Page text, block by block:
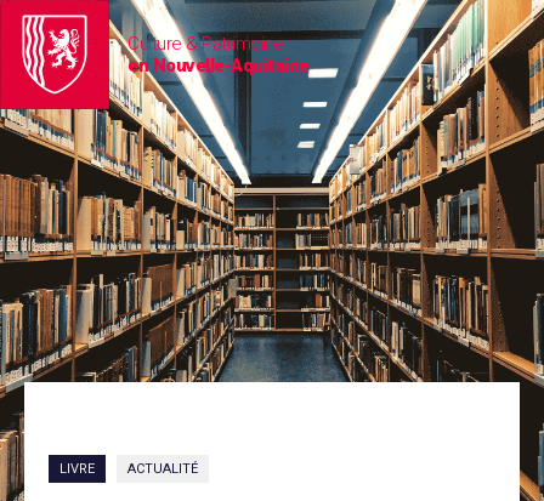
Culture & Patrimoine
en Nouvelle-Aquitaine
LIVRE ACTUALITÉ